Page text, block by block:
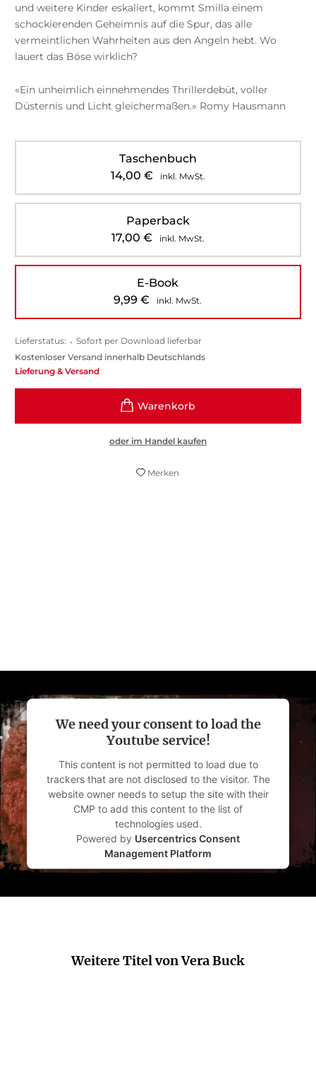
und weitere Kinder eskaliert, kommt Smilla einem
schockierenden Geheimnis auf die Spur, das alle
vermeintlichen Wahrheiten aus den Angeln hebt. Wo
lauert das Böse wirklich?
«Ein unheimlich einnehmendes Thrillerdebüt, voller
Düsternis und Licht gleichermaßen.» Romy Hausmann
Taschenbuch
14,00 € inkl. MwSt.
Paperback
17,00 € inkl. MwSt.
E-Book
9,99€ inkl. MwSt.
Lieferstatus: • Sofort per Download lieferbar
Kostenloser Versand innerhalb Deutschlands
Lieferung & Versand
oder im Handel kaufen
Merken
We need your consent to load the
Youtube service!
This content is not permitted to load due to
trackers that are not disclosed to the visitor. The
website owner needs to setup the site with their
CMP to add this content to the list of
technologies used.
Powered by Usercentrics Consent
Management Platform
Weitere Titel von Vera Buck